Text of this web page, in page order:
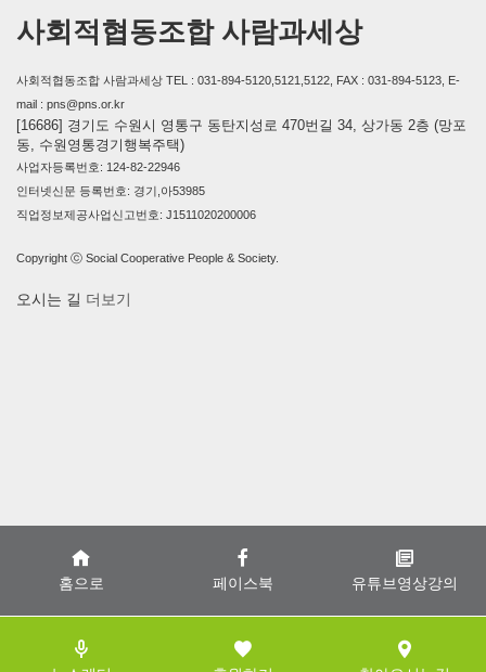
홈으로 페이스북 유튜브영상강의
사회적협동조합 사람과세상
사회적협동조합 사람과세상 TEL : 031-894-5120,5121,5122, FAX : 031-894-5123, E-
mail : pns@pns.or.kr
[16686] 경기도 수원시 영통구 동탄지성로 470번길 34, 상가동 2층 (망포
동, 수원영통경기행복주택)
사업자등록번호: 124-82-22946
인터넷신문 등록번호: 경기,아53985
직업정보제공사업신고번호: J1511020200006
Copyright ⓒ Social Cooperative People & Society.
오시는 길 더보기